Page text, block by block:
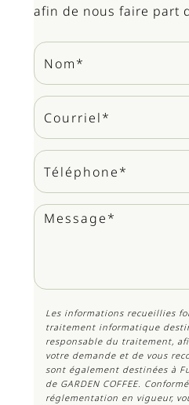
afin de nous faire part
Les informations recueillies
traitement informatique
responsable du traitement,
votre demande et de vous
sont également destinées à
de GARDEN COFFEE.
réglementation en vigueur,